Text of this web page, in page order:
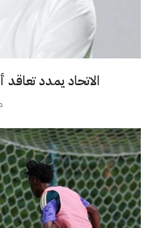
الاتحاد يمدد